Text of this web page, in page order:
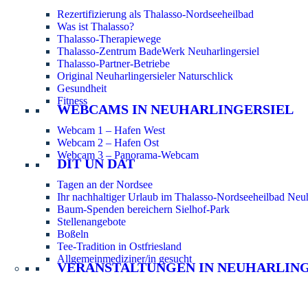
Rezertifizierung als Thalasso-Nordseeheilbad
Was ist Thalasso?
Thalasso-Therapiewege
Thalasso-Zentrum BadeWerk Neuharlingersiel
Thalasso-Partner-Betriebe
Original Neuharlingersieler Naturschlick
Gesundheit
Fitness
WEBCAMS IN NEUHARLINGERSIEL
Webcam 1 – Hafen West
Webcam 2 – Hafen Ost
Webcam 3 – Panorama-Webcam
DIT UN DAT
Tagen an der Nordsee
Ihr nachhaltiger Urlaub im Thalasso-Nordseeheilbad
Baum-Spenden bereichern Sielhof-Park
Stellenangebote
Boßeln
Tee-Tradition in Ostfriesland
Allgemeinmediziner/in gesucht
VERANSTALTUNGEN IN